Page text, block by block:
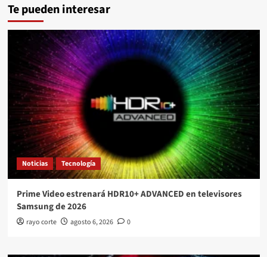
Te pueden interesar
Noticias Tecnología
Prime Video estrenará HDR10+ ADVANCED en televisores
Samsung de 2026
rayo corte agosto 6, 2026 0